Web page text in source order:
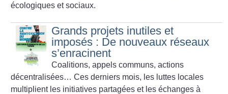
écologiques et sociaux.
Grands projets inutiles et
imposés : De nouveaux réseaux
s’enracinent
Coalitions, appels communs, actions
décentralisées… Ces derniers mois, les luttes locales
multiplient les initiatives partagées et les échanges à